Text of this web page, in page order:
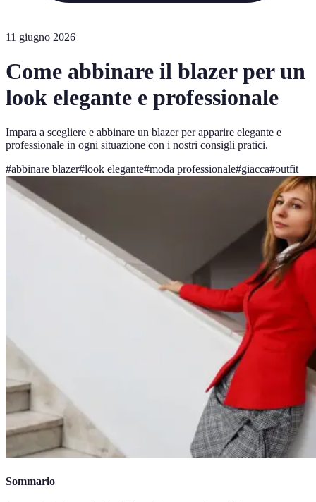
11 giugno 2026
Come abbinare il blazer per un
look elegante e professionale
Impara a scegliere e abbinare un blazer per apparire elegante e
professionale in ogni situazione con i nostri consigli pratici.
#abbinare blazer#look elegante#moda professionale#giacca#outfit
Sommario